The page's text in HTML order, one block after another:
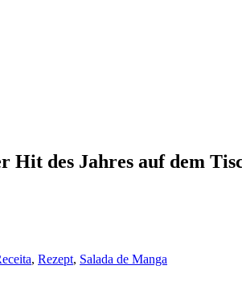
Hit des Jahres auf dem
, Rezept, Salada de Manga